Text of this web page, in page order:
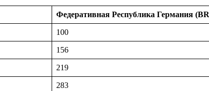
Федеративная Республика Германия
100
156
219
283